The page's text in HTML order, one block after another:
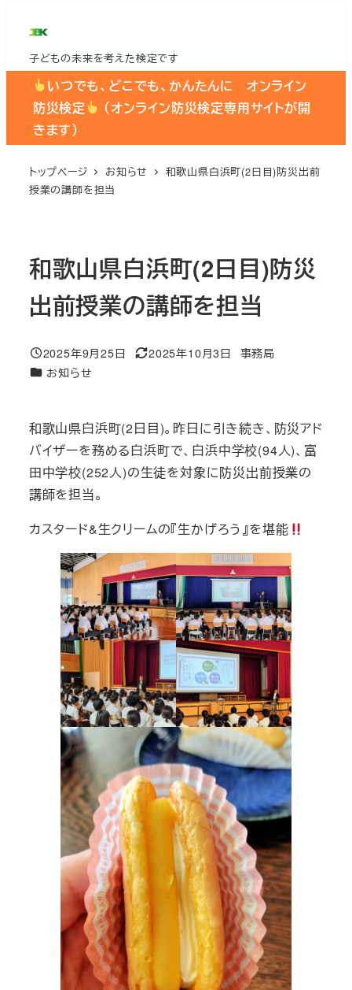
ン
子どもの未来を考えた検定です
いつでも、どこでも、かんたんに オンライン
防災検定
（オンライン防災検定専用サイトが開
きます）
トップページ お知らせ
和歌山県白浜町(2日目)防災出前
授業の講師を担当
和歌山県白浜町(2日目)防災
出前授業の講師を担当
投稿日
2025年9月25日
更新日
2025年10月3日
著
事務局
カテゴリー
お知らせ
和歌山県白浜町(2日目)。昨日に引き続き、防災アド
バイザーを務める白浜町で、白浜中学校(94人)、富
田中学校(252人)の生徒を対象に防災出前授業の
講師を担当。
カスタード&生クリームの『生かげろう』を堪能